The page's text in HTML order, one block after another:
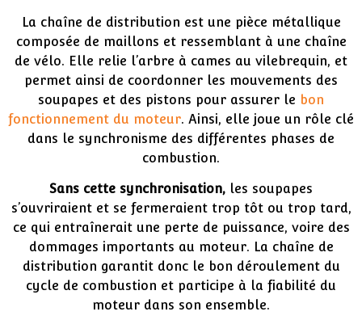
La chaîne de distribution est une pièce métallique
composée de maillons et ressemblant à une chaîne
de vélo. Elle relie l’arbre à cames au vilebrequin, et
permet ainsi de coordonner les mouvements des
soupapes et des pistons pour assurer le bon
fonctionnement du moteur. Ainsi, elle joue un rôle clé
dans le synchronisme des différentes phases de
combustion.
Sans cette synchronisation, les soupapes
s’ouvriraient et se fermeraient trop tôt ou trop tard,
ce qui entraînerait une perte de puissance, voire des
dommages importants au moteur. La chaîne de
distribution garantit donc le bon déroulement du
cycle de combustion et participe à la fiabilité du
moteur dans son ensemble.